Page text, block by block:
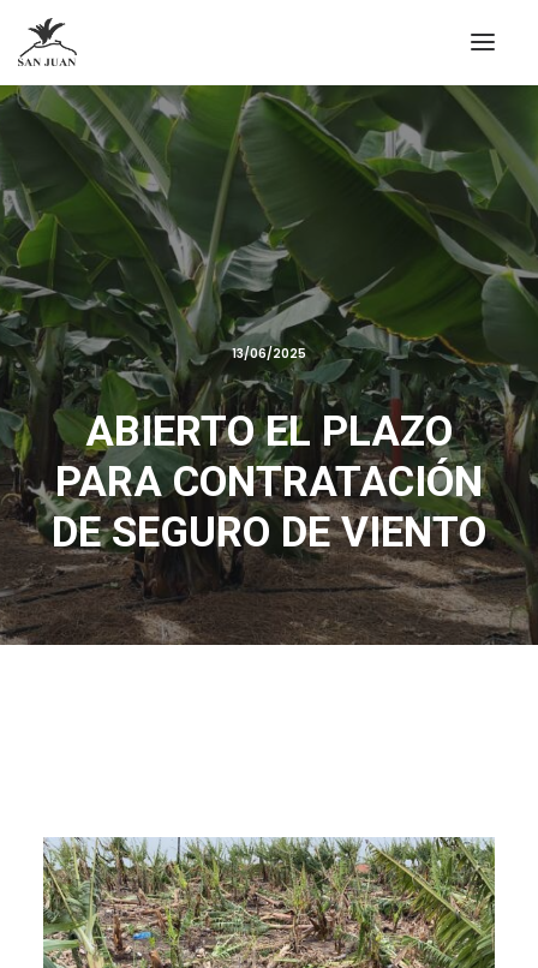
13/06/2025
ABIERTO EL PLAZO
PARA CONTRATACIÓN
DE SEGURO DE VIENTO